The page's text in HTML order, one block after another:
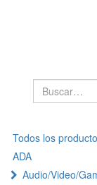
Todos los
ADA
Audio/Video/